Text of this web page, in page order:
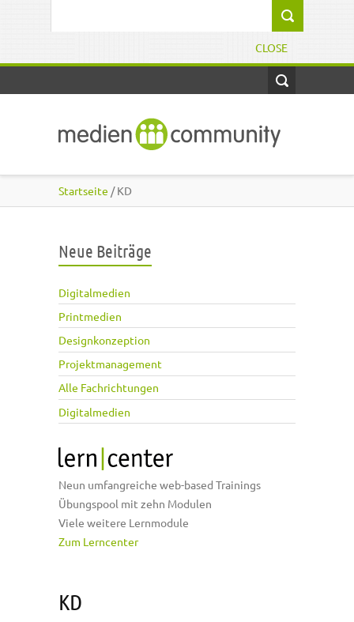
CLOSE
Startseite / KD
Neue Beiträge
Digitalmedien
Printmedien
Designkonzeption
Projektmanagement
Alle Fachrichtungen
Digitalmedien
Neun umfangreiche web-based Trainings
Übungspool mit zehn Modulen
Viele weitere Lernmodule
Zum Lerncenter
KD